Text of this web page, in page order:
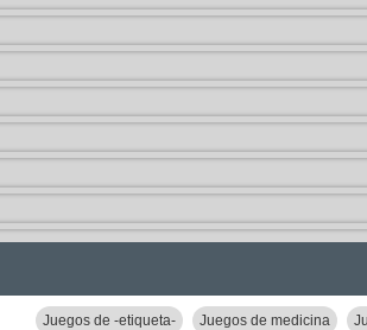
Juegos de -etiqueta- Juegos de medicina